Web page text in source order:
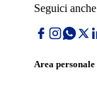
Seguici
Area personale